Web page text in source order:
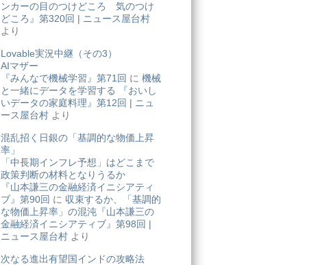
ンカーの目のつけどころ 気のつけ
どころ』第320回 | ニュース屋台村
より
Lovable実況中継（その3）
AIマザー
『みんなで機械学習』第71回 に 機械
と一緒にデータを学習する 『おいし
いデータの家庭料理』第12回 | ニュ
ース屋台村 より
混乱招く日銀の「基調的な物価上昇
率」
「中長期インフレ予想」はどこまで
政策判断の材料となりうるか
『山本謙三の金融経済イニシアティ
ブ』第90回 に 収束するか、「基調的
な物価上昇率」の混沌『山本謙三の
金融経済イニシアティブ』第98回 |
ニュース屋台村 より
次なる進出有望国インドの攻略法